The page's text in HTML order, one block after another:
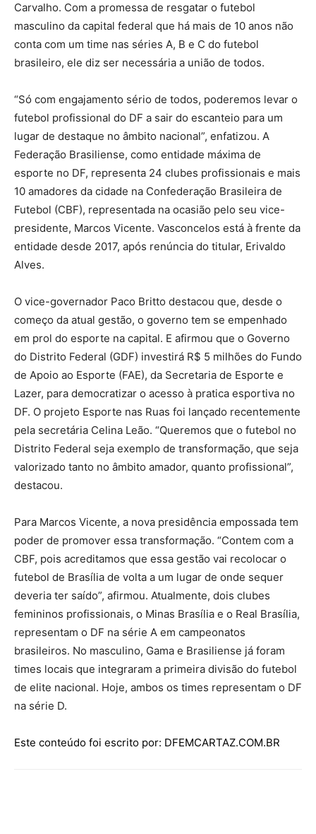
Carvalho. Com a promessa de resgatar o futebol
masculino da capital federal que há mais de 10 anos não
conta com um time nas séries A, B e C do futebol
brasileiro, ele diz ser necessária a união de todos.
“Só com engajamento sério de todos, poderemos levar o
futebol profissional do DF a sair do escanteio para um
lugar de destaque no âmbito nacional”, enfatizou. A
Federação Brasiliense, como entidade máxima de
esporte no DF, representa 24 clubes profissionais e mais
10 amadores da cidade na Confederação Brasileira de
Futebol (CBF), representada na ocasião pelo seu vice-
presidente, Marcos Vicente. Vasconcelos está à frente da
entidade desde 2017, após renúncia do titular, Erivaldo
Alves.
O vice-governador Paco Britto destacou que, desde o
começo da atual gestão, o governo tem se empenhado
em prol do esporte na capital. E afirmou que o Governo
do Distrito Federal (GDF) investirá R$ 5 milhões do Fundo
de Apoio ao Esporte (FAE), da Secretaria de Esporte e
Lazer, para democratizar o acesso à pratica esportiva no
DF. O projeto Esporte nas Ruas foi lançado recentemente
pela secretária Celina Leão. “Queremos que o futebol no
Distrito Federal seja exemplo de transformação, que seja
valorizado tanto no âmbito amador, quanto profissional”,
destacou.
Para Marcos Vicente, a nova presidência empossada tem
poder de promover essa transformação. “Contem com a
CBF, pois acreditamos que essa gestão vai recolocar o
futebol de Brasília de volta a um lugar de onde sequer
deveria ter saído”, afirmou. Atualmente, dois clubes
femininos profissionais, o Minas Brasília e o Real Brasília,
representam o DF na série A em campeonatos
brasileiros. No masculino, Gama e Brasiliense já foram
times locais que integraram a primeira divisão do futebol
de elite nacional. Hoje, ambos os times representam o DF
na série D.
Este conteúdo foi escrito por: DFEMCARTAZ.COM.BR